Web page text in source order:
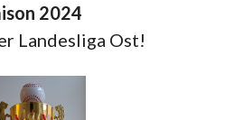
2024
Landesliga Ost!